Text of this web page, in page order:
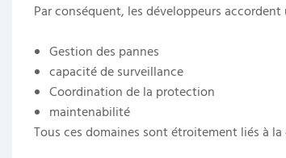
Par conséquent, les développeurs
Gestion des pannes
capacité de surveillance
Coordination de la protection
maintenabilité
Tous ces domaines sont étroitement liés à